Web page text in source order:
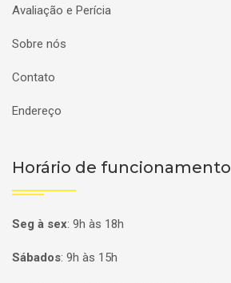
Avaliação e Perícia
Sobre nós
Contato
Endereço
Horário de funcionamento
Seg à sex: 9h às 18h
Sábados: 9h às 15h